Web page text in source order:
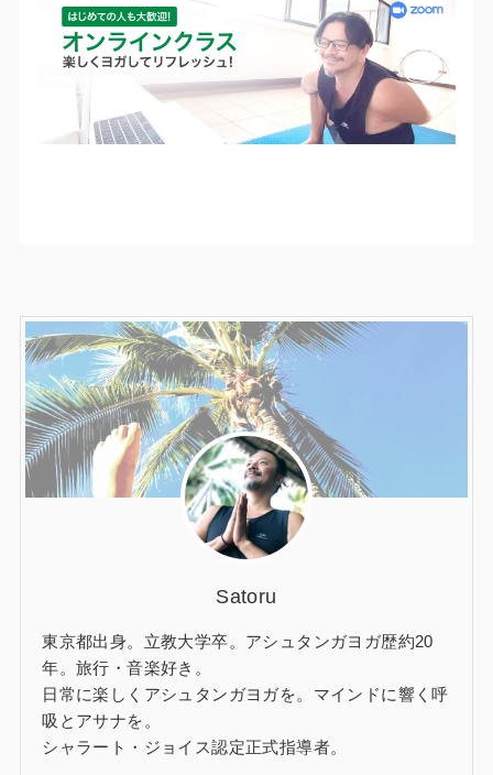
Satoru
東京都出身。立教大学卒。アシュタンガヨガ歴約20
年。旅行・音楽好き。
日常に楽しくアシュタンガヨガを。マインドに響く呼
吸とアサナを。
シャラート・ジョイス認定正式指導者。